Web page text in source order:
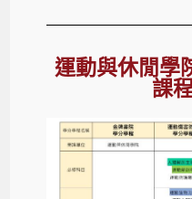
運動與休閒學
課